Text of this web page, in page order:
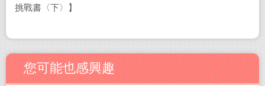
挑戰書〈下〉】
您可能也感興趣